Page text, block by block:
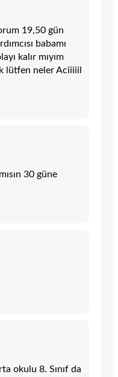
19,50 gün
babamı
kalır mıyım
lütfen neler Aciiiiil
30 güne
okulu 8. Sınıf da